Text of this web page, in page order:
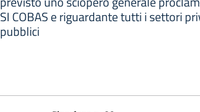
SI COBAS e riguardante tutti i settori
pubblici